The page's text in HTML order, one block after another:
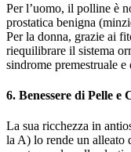
Per l’uomo, il polline è
prostatica benigna
Per la donna, grazie ai
riequilibrare il sistema
sindrome premestruale e
6. Benessere di Pelle e
La sua ricchezza in
la A) lo rende un alleato